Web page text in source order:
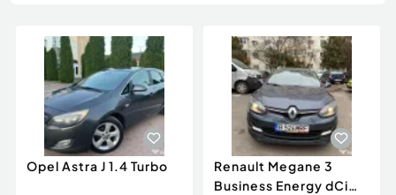
Animale de companie
Afaceri și echipamente profesionale
Inchiriere Bunuri si Vehicule
Piese auto si accesorii
Dacia Duster
Opel Astra J 1.4 Turbo
Renault Megane 3
Business Energy dCi